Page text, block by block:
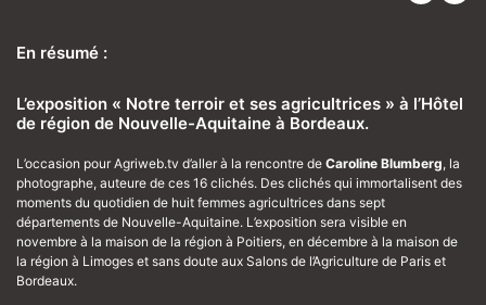
En résumé :
L’exposition « Notre terroir et ses agricultrices » à l’Hôtel
de région de Nouvelle-Aquitaine à Bordeaux.
L’occasion pour Agriweb.tv d’aller à la rencontre de Caroline Blumberg, la
photographe, auteure de ces 16 clichés. Des clichés qui immortalisent des
moments du quotidien de huit femmes agricultrices dans sept
départements de Nouvelle-Aquitaine. L’exposition sera visible en
novembre à la maison de la région à Poitiers, en décembre à la maison de
la région à Limoges et sans doute aux Salons de l’Agriculture de Paris et
Bordeaux.